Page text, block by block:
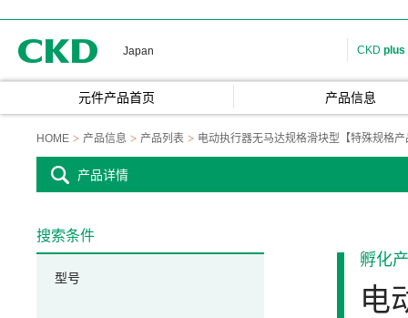
Japan CKD plus
元件产品首页 产品信息
HOME 产品信息 产品列表 电动执行器无马达规格滑块型【特殊规格产
产品详情
孵化
电
搜索条件
型号